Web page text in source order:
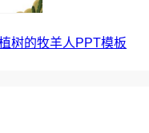
树的牧羊人PPT模板